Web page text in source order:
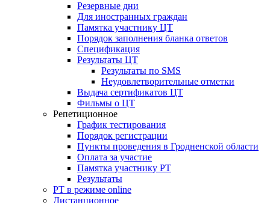
Резервные дни
Для иностранных граждан
Памятка участнику ЦТ
Порядок заполнения бланка ответов
Спецификация
Результаты ЦТ
Результаты по SMS
Неудовлетворительные отметки
Выдача сертификатов ЦТ
Фильмы о ЦТ
Репетиционное
График тестирования
Порядок регистрации
Пункты проведения в Гродненской области
Оплата за участие
Памятка участнику РТ
Результаты
РТ в режиме online
Дистанционное